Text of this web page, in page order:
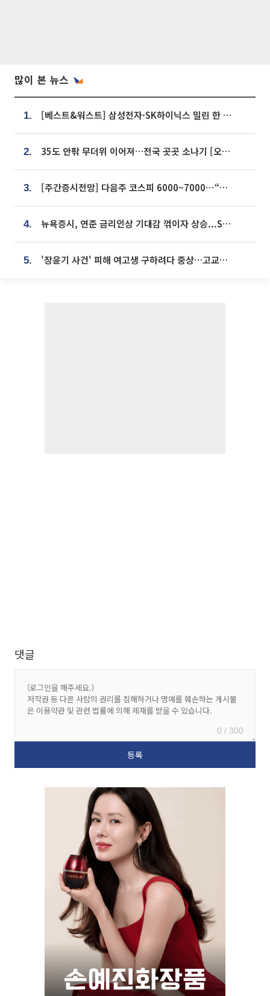
많이 본 뉴스
1. [베스트&워스트] 삼성전자·SK하이닉스 밀린 한 주…상상인증권은 85% 급등
2. 35도 안팎 무더위 이어져…전국 곳곳 소나기 [오늘 날씨]
3. [주간증시전망] 다음주 코스피 6000~7000⋯“外人 수급은 정책이 변수”
4. 뉴욕증시, 연준 금리인상 기대감 꺾이자 상승...S&P500 사상 최고치 [종합]
5. '장윤기 사건' 피해 여고생 구하려다 중상…고교생 의상자 지정
댓글
0 / 300